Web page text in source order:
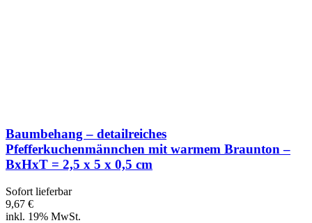
Baumbehang – detailreiches
Pfefferkuchenmännchen mit warmem Braunton –
BxHxT = 2,5 x 5 x 0,5 cm
Sofort lieferbar
9,67 €
inkl. 19% MwSt.